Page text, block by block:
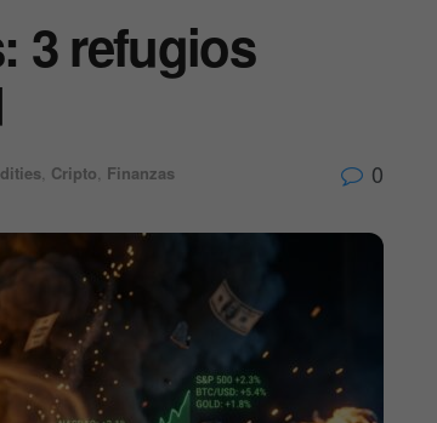
3 refugios
Cripto Finanzas 0